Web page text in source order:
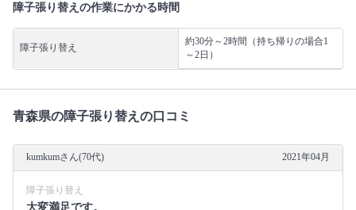
障子張り替えの作業にかかる時間
障子張り替え
約30分～2時間（持ち帰りの場合1
～2日）
青森県の障子張り替えの口コミ
kumkumさん(70代) 2021年04月
障子張り替え
大変満足です。